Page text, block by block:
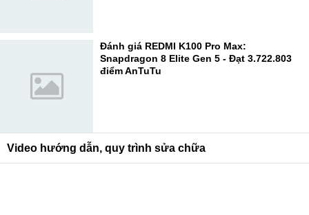
Đánh giá REDMI K100 Pro Max:
Snapdragon 8 Elite Gen 5 - Đạt 3.722.803
điểm AnTuTu
Video hướng dẫn, quy trình sửa chữa